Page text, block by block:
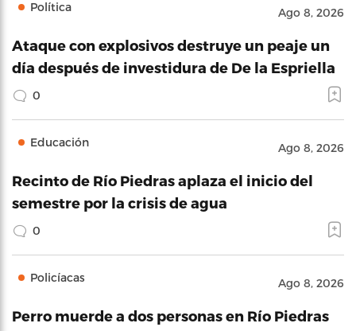
Política Ago 8, 2026
Ataque con explosivos destruye un peaje un
día después de investidura de De la Espriella
0
Educación Ago 8, 2026
Recinto de Río Piedras aplaza el inicio del
semestre por la crisis de agua
0
Policíacas Ago 8, 2026
Perro muerde a dos personas en Río Piedras